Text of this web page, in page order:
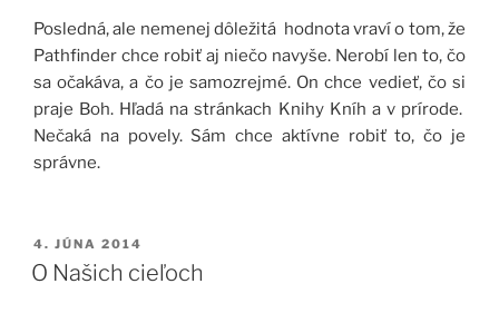
Posledná, ale nemenej dôležitá hodnota vraví o tom, že
Pathfinder chce robiť aj niečo navyše. Nerobí len to, čo
sa očakáva, a čo je samozrejmé. On chce vedieť, čo si
praje Boh. Hľadá na stránkach Knihy Kníh a v prírode.
Nečaká na povely. Sám chce aktívne robiť to, čo je
správne.
PUBLIKOVANÉ
4. JÚNA 2014
O Našich cieľoch